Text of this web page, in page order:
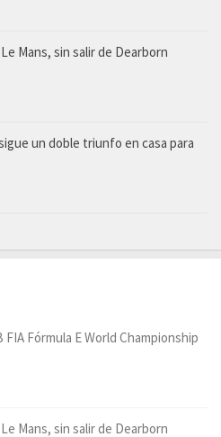
Mans, sin salir de Dearborn
un doble triunfo en casa para
FIA Fórmula E World Championship
Mans, sin salir de Dearborn